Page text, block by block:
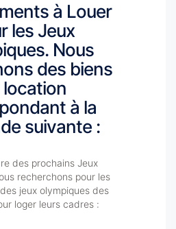
à Louer
les Jeux
Nous
des biens
location
à la
suivante :
des prochains Jeux
recherchons pour les
jeux olympiques des
loger leurs cadres :